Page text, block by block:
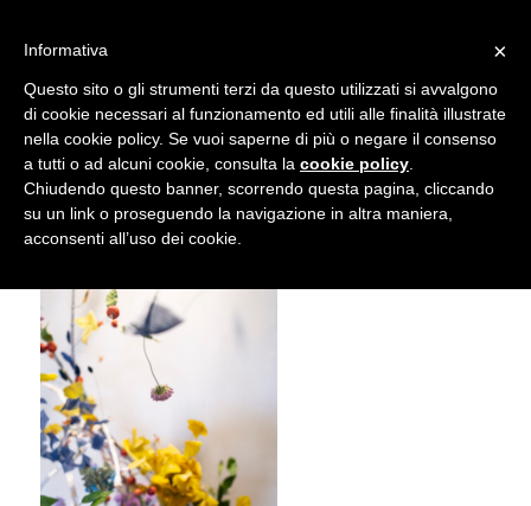
NIK_5927
accetta l'uso dei cookies previsto nella pagina dedicata.
Fai clic per abilitare/disabilitare il tracciamento di
Google Analytics.
OK Privacy e cookie policy
×
Informativa
Questo sito o gli strumenti terzi da questo utilizzati si avvalgono
di cookie necessari al funzionamento ed utili alle finalità illustrate
nella cookie policy. Se vuoi saperne di più o negare il consenso
a tutti o ad alcuni cookie, consulta la cookie policy
Chiudendo questo banner, scorrendo questa pagina, cliccando
su un link o proseguendo la navigazione in altra maniera,
acconsenti all’uso dei cookie.